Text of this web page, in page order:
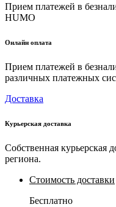
Прием платежей в
HUMO
Онлайн оплата
Прием платежей в
различных платежных
Доставка
Курьерская доставка
Собственная курьерская
региона.
Стоимость доставки
Бесплатно